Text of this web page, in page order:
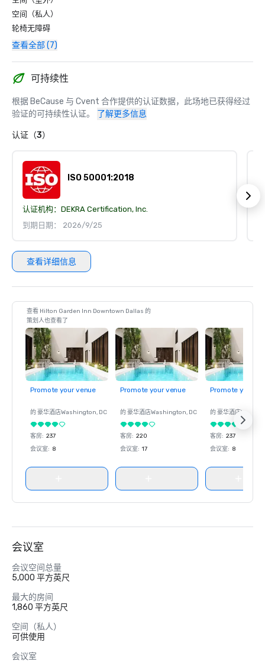
空间（私人）
轮椅无障碍
查看全部 (7)
可持续性
根据 BeCause 与 Cvent 合作提供的认证数据，此场地已获得经过
验证的可持续性认证。
了解更多信息
认证（3）
ISO 50001:2018
认证机构： DEKRA Certification, Inc.
到期日期： 2026/9/25
查看详细信息
查看 Hilton Garden Inn Downtown Dallas 的
策划人也查看了
Promote your venue
的 豪华酒店Washington, DC
客房: 237
会议室: 8
Promote your venue
的 豪华酒店Washington, DC
客房: 220
会议室: 17
Promote your
的 豪华酒店
客房: 237
会议室: 8
会议室
会议空间总量
5,000 平方英尺
最大的房间
1,860 平方英尺
空间（私人）
可供使用
会议室